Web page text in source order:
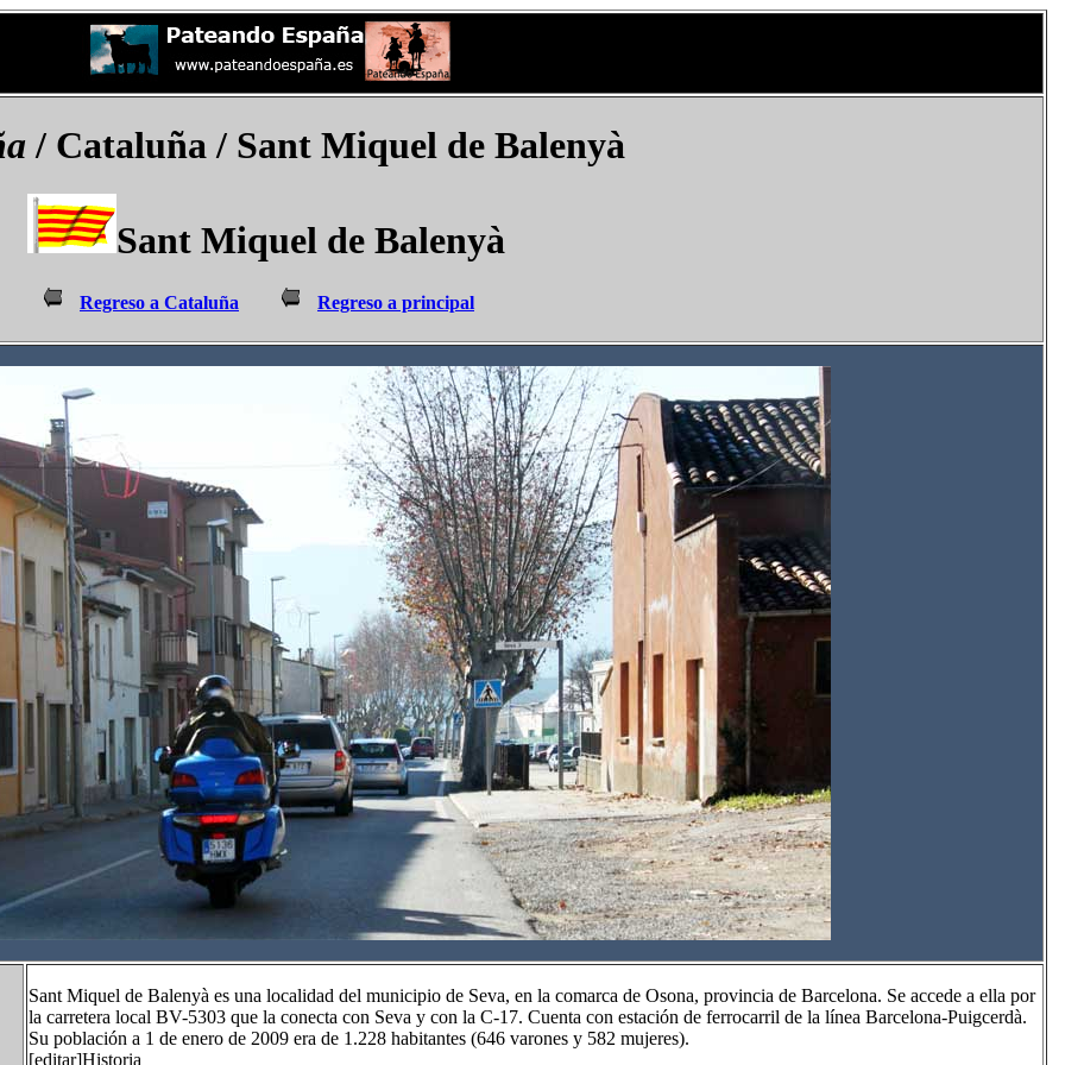
/ Cataluña / Sant Miquel de Balenyà
Sant Miquel de Balenyà
Regreso a Cataluña Regreso a principal
Sant Miquel de Balenyà es una localidad del municipio de Seva, en la comarca de Osona, provincia de Barcelona. Se accede a ella por
la carretera local BV-5303 que la conecta con Seva y con la C-17. Cuenta con estación de ferrocarril de la línea Barcelona-Puigcerdà.
Su población a 1 de enero de 2009 era de 1.228 habitantes (646 varones y 582 mujeres).
[editar]Historia